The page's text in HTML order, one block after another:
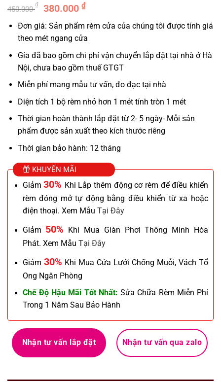
450.000
₫
Giá
gốc
là:
450.000 ₫.
380.000 ₫Giá
hiện
tại
là:
380.000 ₫.
Đơn giá: Sản phẩm rèm cửa của chúng tôi được tính giá
theo mét ngang cửa
Gía đã bao gồm chi phí vận chuyển lắp đặt tại nhà ở Hà
Nội, chưa bao gồm thuế GTGT
Miễn phí mang mẫu tư vấn, đo đạc tại nhà
Diện tích 1 bộ rèm nhỏ hơn 1 mét tính tròn 1 mét
Thời gian hoàn thành lắp đặt từ 2- 5 ngày- Mỗi sản
phẩm được sản xuất theo kích thước riêng
Thời gian bảo hành: 12 tháng
KHUYẾN MÃI
Giảm30% Khi Lắp thêm động cơ rèm để điều khiển
rèm đóng mở tự động bằng điều khiển từ xa hoặc
điện thoại. Xem Mẫu Tại Đây
Giảm 50% Khi Mua Giàn Phơi Thông Minh Hòa
Phát. Xem Mẫu Tại Đây
Giảm 30% Khi Mua Cửa Lưới Chống Muỗi, Vách Tổ
Ong Ngăn Phòng
Chế Độ Hậu Mãi Tốt Nhất: Sửa Chữa Rèm Miễn Phí
Trong 1 Năm Sau Bảo Hành
Nhận tư vấn lắp đặt Nhận tư vấn qua zalo